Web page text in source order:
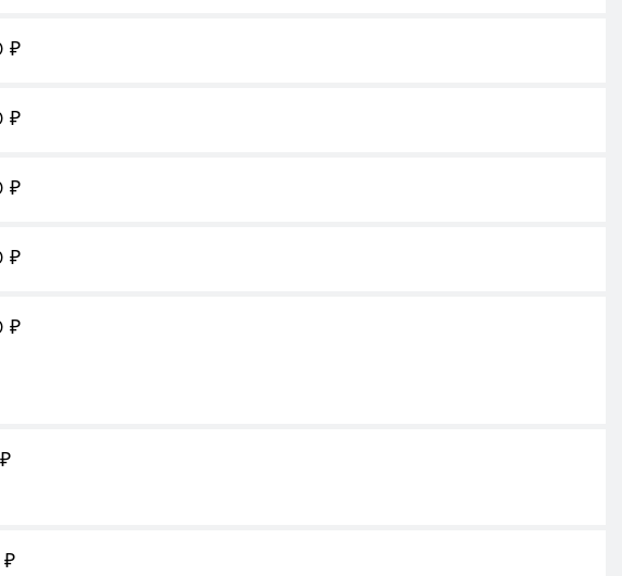
₽
₽
₽
₽
₽
₽
₽